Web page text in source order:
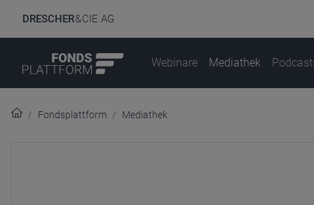
DRESCHER& CIE AG
Webinare Mediathek
Fondsplattform Mediathek